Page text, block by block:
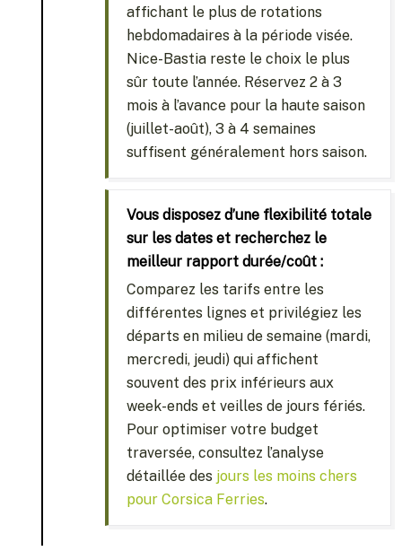
affichant le plus de rotations
hebdomadaires à la période visée.
Nice-Bastia reste le choix le plus
sûr toute l’année. Réservez 2 à 3
mois à l’avance pour la haute saison
(juillet-août), 3 à 4 semaines
suffisent généralement hors saison.
Vous disposez d’une flexibilité totale
sur les dates et recherchez le
meilleur rapport durée/coût :
Comparez les tarifs entre les
différentes lignes et privilégiez les
départs en milieu de semaine (mardi,
mercredi, jeudi) qui affichent
souvent des prix inférieurs aux
week-ends et veilles de jours fériés.
Pour optimiser votre budget
traversée, consultez l’analyse
détaillée des jours les moins chers
pour Corsica Ferries.